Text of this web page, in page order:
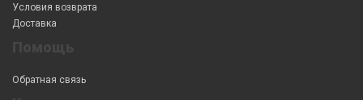
Условия возврата
Доставка
Обратная связь